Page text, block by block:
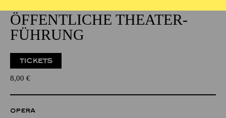
ÖFFENTLICHE THEATER­
FÜHRUNG
TICKETS
8,00 €
OPERA